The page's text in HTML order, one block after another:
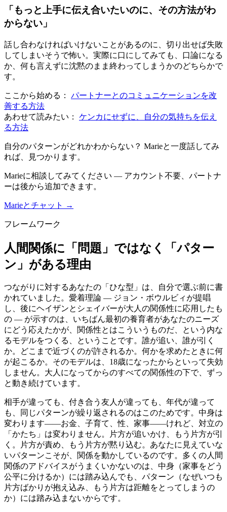
「もっと上手に伝え合いたいのに、その方法がわ
からない」
話し合わなければいけないことがあるのに、切り出せば失敗
してしまいそうで怖い。実際に口にしてみても、口論になる
か、何も言えずに沈黙のまま終わってしまうかのどちらかで
す。
ここから始める：
パートナーとのコミュニケーションを改
善する方法
あわせて読みたい：
ケンカにせずに、自分の気持ちを伝え
る方法
自分のパターンがどれかわからない？ Marieと一度話してみ
れば、見つかります。
Marieに相談してみてください — アカウント不要、パートナ
ーは後から追加できます。
Marieとチャット →
フレームワーク
人間関係に「問題」ではなく「パター
ン」がある理由
つながりに対するあなたの「ひな型」は、自分で選ぶ前に書
かれていました。愛着理論 — ジョン・ボウルビィが提唱
し、後にヘイザンとシェイバーが大人の関係性に応用したも
の — が示すのは、いちばん最初の養育者があなたのニーズ
にどう応えたかが、関係性とはこういうものだ、という内な
るモデルをつくる、ということです。誰が追い、誰が引く
か。どこまで近づくのが許されるか。何かを求めたときに何
が起こるか。そのモデルは、18歳になったからといって失効
しません。大人になってからのすべての関係性の下で、ずっ
と動き続けています。
相手が違っても、付き合う友人が違っても、年代が違って
も、同じパターンが繰り返されるのはこのためです。中身は
変わります——お金、子育て、性、家事——けれど、対立の
「かたち」は変わりません。片方が追いかけ、もう片方が引
く。片方が責め、もう片方が黙り込む。あなたに見えていな
いパターンこそが、関係を動かしているのです。多くの人間
関係のアドバイスがうまくいかないのは、中身（家事をどう
公平に分けるか）には踏み込んでも、パターン（なぜいつも
片方ばかりが抱え込み、もう片方は距離をとってしまうの
か）には踏み込まないからです。